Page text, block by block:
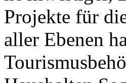
Projekte für
aller Ebenen